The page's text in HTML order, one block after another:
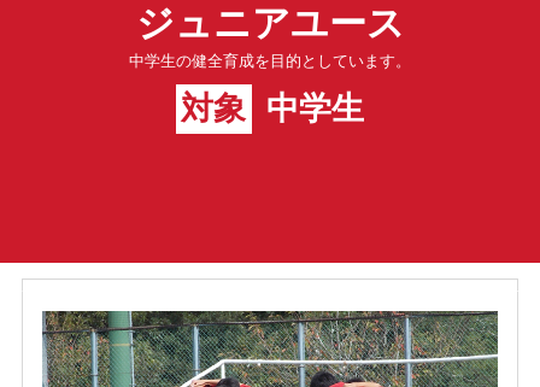
ジュニアユース
中学生の健全育成を目的としています。
対象 中学生